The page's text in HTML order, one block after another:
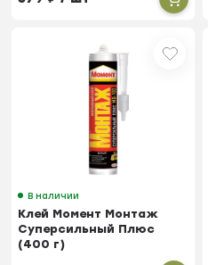
В наличии
Клей Момент Монтаж
Суперсильный Плюс
(400 г)